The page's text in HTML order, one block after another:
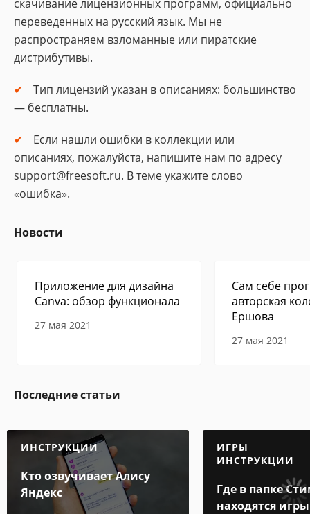
скачивание лицензионных программ, официально
переведенных на русский язык. Мы не
распространяем взломанные или пиратские
дистрибутивы.
Тип лицензий указан в описаниях: большинство
— бесплатны.
Если нашли ошибки в коллекции или
описаниях, пожалуйста, напишите нам по адресу
support@freesoft.ru. В теме укажите слово
«ошибка».
Новости
Приложение для дизайна
Canva: обзор функционала
27 мая 2021
Сам себе
авторская
Ершова
27 мая 2021
Последние статьи
ИНСТРУКЦИИ
Кто озвучивает Алису
Яндекс
ИГРЫ
ИНСТРУКЦИИ
Где в папке
находятся игры